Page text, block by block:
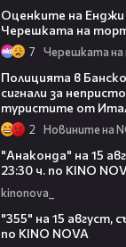
Оценките на Енджи
Черешката на
7
Полицията в
сигнали за
туристите от
2 Новините на
"Анаконда" на 15
23:30 ч. по KINO
kinonova_
"355" на 15 август,
по KINO NOVA